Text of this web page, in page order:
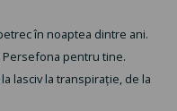
în noaptea dintre ani.
Persefona pentru tine.
lasciv la transpirație, de la